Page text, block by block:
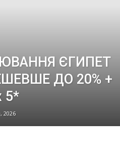
ЄГИПЕТ
ДО 20% +
5*
2026